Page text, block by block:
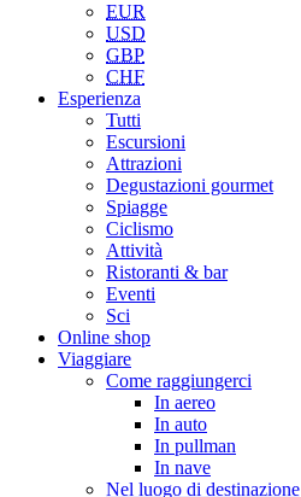
EUR
USD
GBP
CHF
Esperienza
Tutti
Escursioni
Attrazioni
Degustazioni gourmet
Spiagge
Ciclismo
Attività
Ristoranti & bar
Eventi
Sci
Online shop
Viaggiare
Come raggiungerci
In aereo
In auto
In pullman
In nave
Nel luogo di destinazione